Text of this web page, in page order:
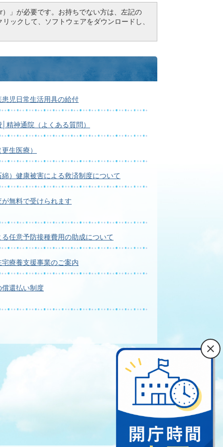
」が必要です。お持ちでない方は、左記の
ックして、ソフトウェアをダウンロードし、
児日常生活用具の給付
精神通院（よくある質問）
生医療）
）健康被害による救済制度について
無料で受けられます
任意予防接種費用の助成について
療養支援事業のご案内
還払い制度